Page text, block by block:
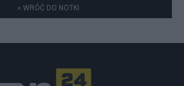
« WRÓĆ DO NOTKI